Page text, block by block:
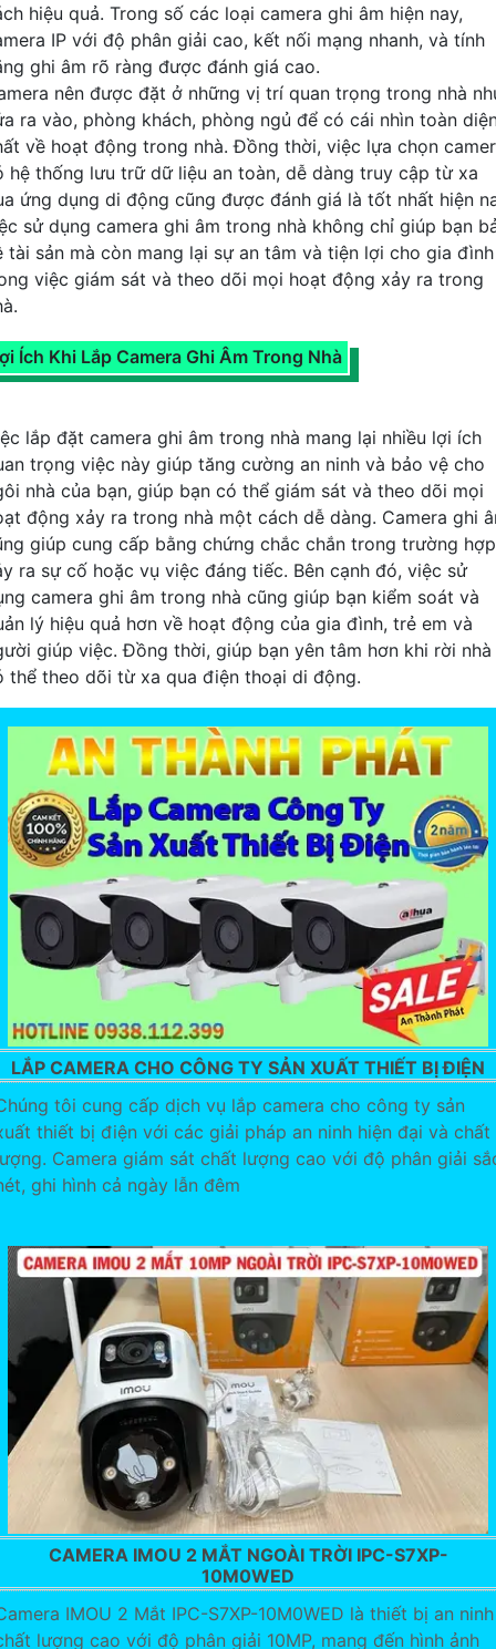
hiệu quả. Trong số các loại camera ghi âm hiện nay,
IP với độ phân giải cao, kết nối mạng nhanh, và tính
ghi âm rõ ràng được đánh giá cao.
nên được đặt ở những vị trí quan trọng trong nhà
ra vào, phòng khách, phòng ngủ để có cái nhìn toàn
về hoạt động trong nhà. Đồng thời, việc lựa chọn
hệ thống lưu trữ dữ liệu an toàn, dễ dàng truy cập từ xa
ứng dụng di động cũng được đánh giá là tốt nhất hiện
sử dụng camera ghi âm trong nhà không chỉ giúp bạn
tài sản mà còn mang lại sự an tâm và tiện lợi cho gia đình
việc giám sát và theo dõi mọi hoạt động xảy ra trong
Ích Khi Lắp Camera Ghi Âm Trong Nhà
lắp đặt camera ghi âm trong nhà mang lại nhiều lợi ích
trọng việc này giúp tăng cường an ninh và bảo vệ cho
nhà của bạn, giúp bạn có thể giám sát và theo dõi mọi
động xảy ra trong nhà một cách dễ dàng. Camera ghi
giúp cung cấp bằng chứng chắc chắn trong trường hợp
ra sự cố hoặc vụ việc đáng tiếc. Bên cạnh đó, việc sử
camera ghi âm trong nhà cũng giúp bạn kiểm soát và
lý hiệu quả hơn về hoạt động của gia đình, trẻ em và
giúp việc. Đồng thời, giúp bạn yên tâm hơn khi rời
thể theo dõi từ xa qua điện thoại di động.
LẮP CAMERA CHO CÔNG TY SẢN XUẤT THIẾT BỊ ĐIỆN
tôi cung cấp dịch vụ lắp camera cho công ty sản
thiết bị điện với các giải pháp an ninh hiện đại và chất
Camera giám sát chất lượng cao với độ phân giải
ghi hình cả ngày lẫn đêm
CAMERA IMOU 2 MẮT NGOÀI TRỜI IPC-S7XP-
10M0WED
IMOU 2 Mắt IPC-S7XP-10M0WED là thiết bị an ninh
lượng cao với độ phân giải 10MP, mang đến hình ảnh